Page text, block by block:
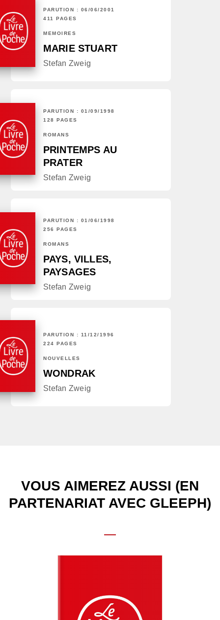
PARUTION : 06/06/2001
411 PAGES
MÉMOIRES
MARIE STUART
Stefan Zweig
PARUTION : 01/09/1998
128 PAGES
ROMANS
PRINTEMPS AU
PRATER
Stefan Zweig
PARUTION : 01/06/1998
256 PAGES
ROMANS
PAYS, VILLES,
PAYSAGES
Stefan Zweig
PARUTION : 11/12/1996
224 PAGES
NOUVELLES
WONDRAK
Stefan Zweig
VOUS AIMEREZ AUSSI (EN
PARTENARIAT AVEC GLEEPH)